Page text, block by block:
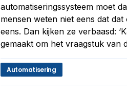
automatiseringssysteem moet
mensen weten niet eens dat
eens. Dan kijken ze verbaasd:
gemaakt om het vraagstuk van
Automatisering